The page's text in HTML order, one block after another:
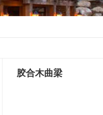
胶合木曲梁